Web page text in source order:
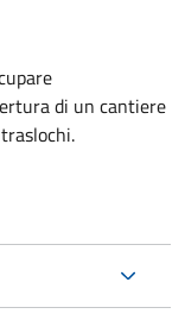
di un cantiere